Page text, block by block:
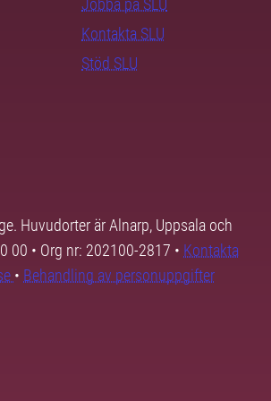
Jobba på SLU
Kontakta SLU
Stöd SLU
Huvudorter är Alnarp, Uppsala och
00 • Org nr: 202100-2817 • Kontakta
• Behandling av personuppgifter